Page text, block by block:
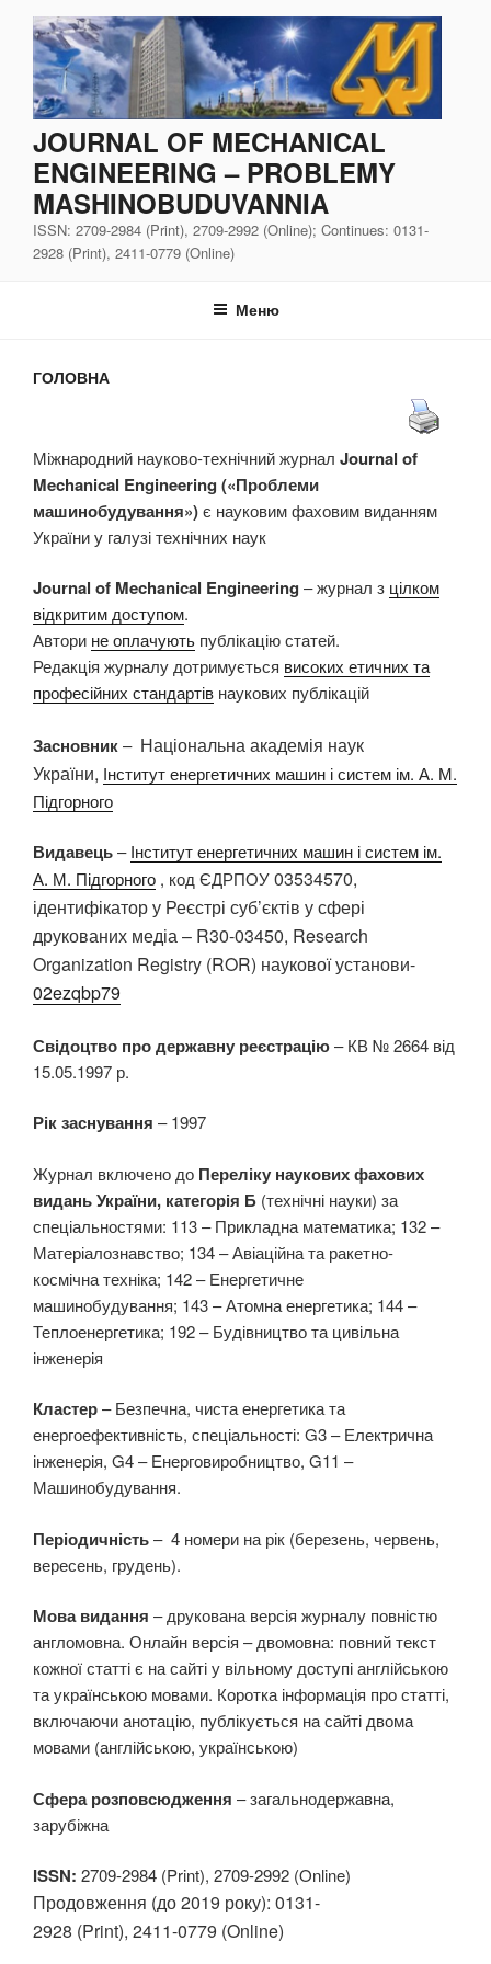
Перейти
вмісту
JOURNAL OF MECHANICAL
ENGINEERING – PROBLEMY
MASHINOBUDUVANNIA
ISSN: 2709-2984 (Print), 2709-2992 (Online); Continues: 0131-
2928 (Print), 2411-0779 (Online)
Меню
ГОЛОВНА
Міжнародний науково-технічний журнал Journal of
Mechanical Engineering («Проблеми
машинобудування»)є науковим фаховим виданням
України у галузі технічних наук
Journal of Mechanical Engineering – журнал з цілком
відкритим доступом.
Автори не оплачують публікацію статей.
Редакція журналу дотримується високих етичних та
професійних стандартів наукових публікацій
Засновник– Національна академія наук
України, Інститут енергетичних машин і систем ім. А. М.
Підгорного
Видавець–Інститут енергетичних машин і систем ім.
А. М. Підгорного , код ЄДРПОУ03534570,
ідентифікатор у Реєстрі суб’єктів у сфері
друкованих медіа – R30-03450, Research
Organization Registry (ROR) наукової установи-
02ezqbp79
Свідоцтво про державну реєстрацію– КВ № 2664 від
15.05.1997 р.
Рік заснування – 1997
Журнал включено до Переліку наукових фахових
видань України, категорія Б (технічні науки) за
спеціальностями: 113 – Прикладна математика; 132 –
Матеріалознавство; 134 – Авіаційна та ракетно-
космічна техніка; 142 – Енергетичне
машинобудування; 143 – Атомна енергетика; 144 –
Теплоенергетика; 192 – Будівництво та цивільна
інженерія
Кластер– Безпечна, чиста енергетика та
енергоефективність, спеціальності: G3 – Електрична
інженерія, G4 – Енерговиробництво, G11 –
Машинобудування.
Періодичність– 4 номери на рік (березень, червень,
вересень, грудень).
Мова видання – друкована версія журналу повністю
англомовна. Онлайн версія – двомовна: повний текст
кожної статті є на сайті у вільному доступі англійською
та українською мовами. Коротка інформація про статті,
включаючи анотацію, публікується на сайті двома
мовами (англійською, українською)
Сфера розповсюдження – загальнодержавна,
зарубіжна
ISSN: 2709-2984 (Print), 2709-2992 (Online)
Продовження (до 2019 року): 0131-
2928 (Print), 2411-0779 (Online)